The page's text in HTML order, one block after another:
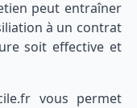
peut entraîner
à un contrat
soit effective et
vous permet